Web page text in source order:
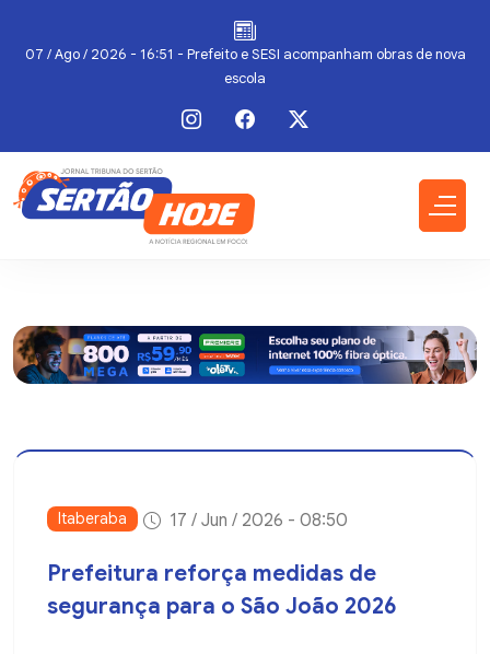
07 / Ago / 2026 - 16:51 - Prefeito e SESI acompanham obras de nova
escola
Itaberaba 17 / Jun / 2026 - 08:50
Prefeitura reforça medidas de
segurança para o São João 2026